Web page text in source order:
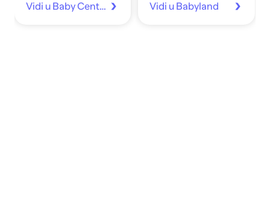
Vidi u Baby Center Vidi u Babyland